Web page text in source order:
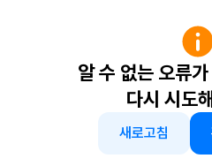
알 수 없는 오류
다시 시도
새로고침